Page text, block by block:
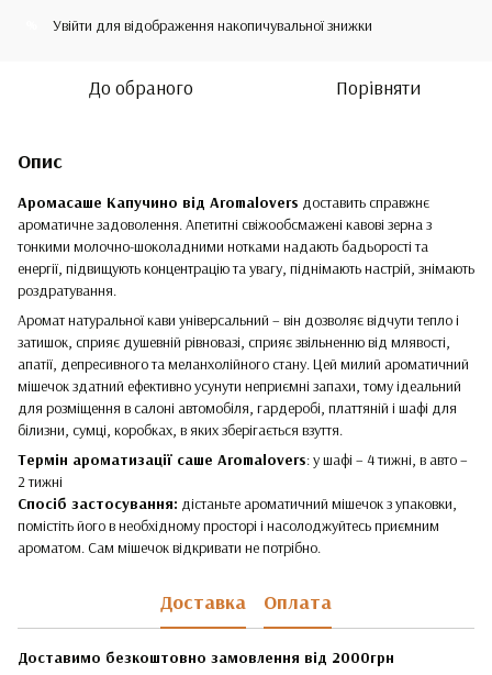
Увійти для відображення накопичувальної знижки
До обраного Порівняти
Опис
Аромасаше Капучино від Aromalovers доставить справжнє
ароматичне задоволення. Апетитні свіжообсмажені кавові зерна з
тонкими молочно-шоколадними нотками надають бадьорості та
енергії, підвищують концентрацію та увагу, піднімають настрій, знімають
роздратування.
Аромат натуральної кави універсальний – він дозволяє відчути тепло і
затишок, сприяє душевній рівновазі, сприяє звільненню від млявості,
апатії, депресивного та меланхолійного стану. Цей милий ароматичний
мішечок здатний ефективно усунути неприємні запахи, тому ідеальний
для розміщення в салоні автомобіля, гардеробі, платтяній і шафі для
білизни, сумці, коробках, в яких зберігається взуття.
Термін ароматизації саше Aromalovers: у шафі – 4 тижні, в авто –
2 тижні
Спосіб застосування: дістаньте ароматичний мішечок з упаковки,
помістіть його в необхідному просторі і насолоджуйтесь приємним
ароматом. Сам мішечок відкривати не потрібно.
Доставка Оплата
Доставимо безкоштовно замовлення від 2000грн